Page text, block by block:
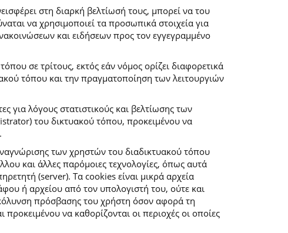
στη διαρκή βελτίωσή τους, μπορεί να του
να χρησιμοποιεί τα προσωπικά στοιχεία για
και ειδήσεων προς τον εγγεγραμμένο
σε τρίτους, εκτός εάν νόμος ορίζει διαφορετικά
τόπου και την πραγματοποίηση των λειτουργιών
για λόγους στατιστικούς και βελτίωσης των
του δικτυακού τόπου, προκειμένου να
των χρηστών του διαδικτυακού τόπου
και άλλες παρόμοιες τεχνολογίες, όπως αυτά
(server). Τα cookies είναι μικρά αρχεία
ή αρχείου από τον υπολογιστή του, ούτε και
πρόσβασης του χρήστη όσον αφορά τη
να καθορίζονται οι περιοχές οι οποίες